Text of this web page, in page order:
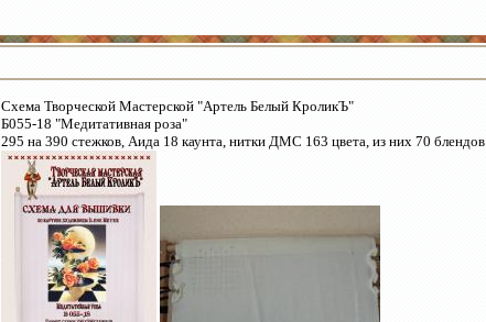
Схема Творческой Мастерской "Артель Белый КроликЪ"
Б055-18 "Медитативная роза"
295 на 390 стежков, Аида 18 каунта, нитки ДМС 163 цвета, из них 70 блендов